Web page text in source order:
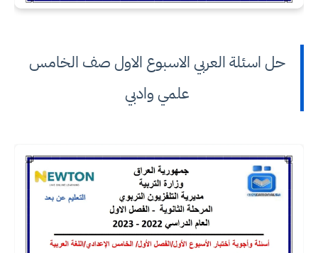
حل اسئلة العربي الاسبوع الاول صف الخامس
علمي وادبي